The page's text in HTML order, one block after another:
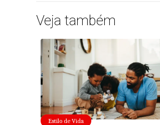
Veja também
Estilo de Vida